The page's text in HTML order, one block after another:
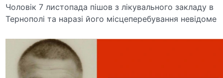
Чоловік 7 листопада пішов з лікувального закладу в
Тернополі та наразі його місцеперебування невідоме